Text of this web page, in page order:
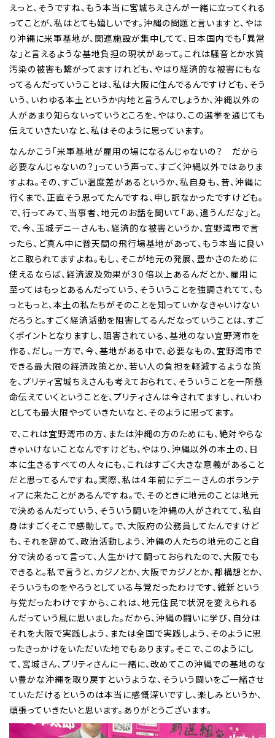
えっと、そうですね、もう本当に宮城ちえさんが一緒に立ってくれる
ってことが、私はとても嬉しいです。沖縄の問題と言いますと、やは
り沖縄に米軍基地が、関連施設が集中してて、日本国内でも「異常
な」と言えるような基地負担の現状があって。これは騒音とか水質
汚染の被害も繋がってますけれども、やはり経済的な被害にもな
ってるんだっていうことは、私は大阪に住んでるんですけども、そう
いう、いわゆる本土というか内地と言うんでしょうか、沖縄以外の
人があまり知らないっていうところを、やはり、この選挙を通じても
伝えていきたいなと、私はそのように思っています。
なんかこう「米軍基地が雇用の場になるんじゃないの？ だから
必要なんじゃないの？」っていう声って、すごく沖縄以外ではありま
すよね。その、すごい温度差があるというか、私自身も、昔、沖縄に
行くまで、正直そう思ってたんですね、申し訳なかったですけども。
で、行ってみて、当事者、地元のお話を聞いて「あ、違うんだな」と。
で、今、玉城デニーさんも、経済的な被害というか、宜野湾市で言
ったら、ど真ん中に普天間の飛行場基地があって、もう本当に良い
とこ取られてますよね。もし、そこが地元の発展、豊かさのために
使えるならば、経済波及効果が３０倍以上あるんだとか、雇用に
至ってはもっとあるんだっていう、そういうことを強調されてて、も
っともっと、本土の私たちがそのことを知っていかなきゃいけない
だろうと。すごく経済活動を阻害してるんだなっていうことは、すご
くポイントとなりますし、阻害されている、基地のない宜野湾市を
作る、だし。一方で、今、基地がある中で、必要なもの、宜野湾市で
できる最大限の経済政策とか、若い人の負担を軽減するような策
を、プリティ宮城ちえさんも考えておられて、そういうことを一所懸
命伝えていくということを、プリティさんは今されてますし、れいわ
としても最大限やっていきたいなと、そのように思ってます。
で、これは宜野湾市の方、または沖縄の方のためにも、絶対やらな
きゃいけないことなんですけども、やはり、沖縄以外の本土の、日
本に生きるすべての人々にも、これはすごく大きな意義があること
だと思ってるんですね。実際、私は４年前にデニーさんのボランテ
ィアに来たことがあるんですね。で、そのときに地元のことは地元
で決めるんだっていう、そういう闘いを沖縄の人がされてて、私自
身はすごくそこで感動して。で、大阪府の公務員してたんですけど
も、それを辞めて、政治活動しよう、沖縄の人たちの地元のこと自
分で決めるって言って、人生かけて闘っておられたので、大阪でも
できると。私で言うと、カジノとか、大阪でカジノとか、都構想とか、
そういうものをやろうとしている与党だったわけです、維新という
与党だったわけですから、これは、地元住民で状況を変えられる
んだっていう風に思いました。だから、沖縄の闘いに学び、自分は
それを大阪で実践しよう、または全国で実践しよう、そのように思
ったきっかけをいただいた地でもあります。そこで、このようにし
て、宮城さん、プリティさんに一緒に、改めてこの沖縄での基地のな
い豊かな沖縄を取り戻すというような、そういう闘いをご一緒させ
ていただけるというのは本当に感慨深いですし、楽しみというか、
頑張っていきたいと思います。ありがとうございます。